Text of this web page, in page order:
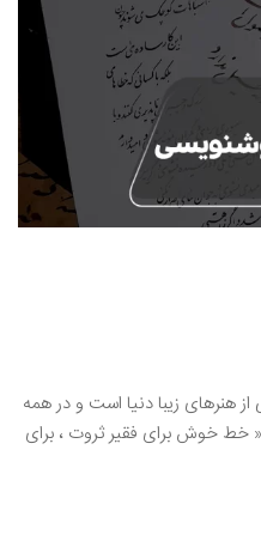
هنرهای زیبا دنیا است و در همه
« خط خوش برای فقیر ثروت ، برای